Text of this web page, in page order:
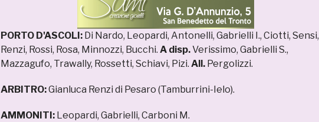
PORTO D'ASCOLI: Di Nardo, Leopardi, Antonelli, Gabrielli I., Ciotti, Sensi,
Renzi, Rossi, Rosa, Minnozzi, Bucchi. A disp.Verissimo, Gabrielli S.,
Mazzagufo, Trawally, Rossetti, Schiavi, Pizi. All. Pergolizzi.
ARBITRO:Gianluca Renzi di Pesaro (Tamburrini-Ielo).
AMMONITI: Leopardi, Gabrielli, Carboni M.